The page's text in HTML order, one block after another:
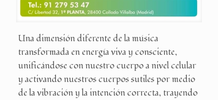
Una dimensión diferente de la música
transformada en energía viva y consciente,
unificándose con nuestro cuerpo a nivel celular
y activando nuestros cuerpos sutiles por medio
de la vibración y la intención correcta, trayendo